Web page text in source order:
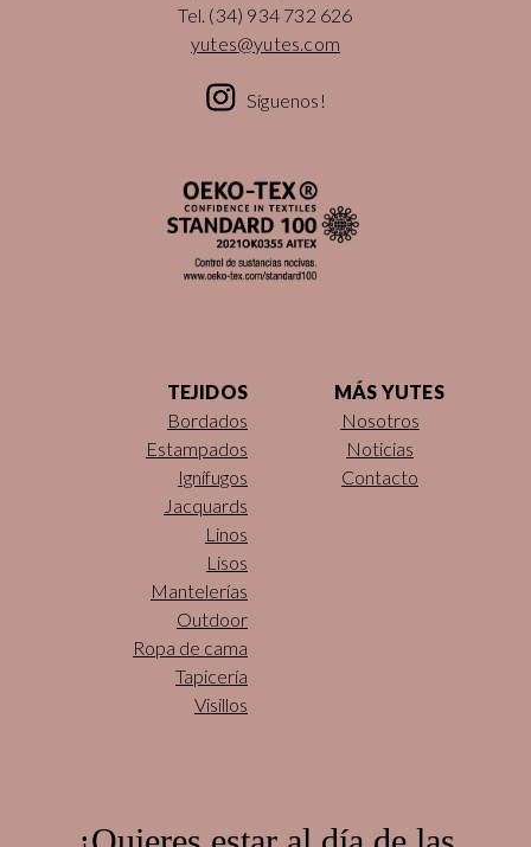
Tel. (34) 934 732 626
yutes@yutes.com
Síguenos!
TEJIDOS
Bordados
Estampados
Ignífugos
Jacquards
Linos
Lisos
Mantelerías
Outdoor
Ropa de cama
Tapicería
Visillos
MÁS YUTES
Nosotros
Noticias
Contacto